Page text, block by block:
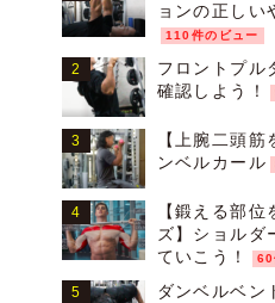
ョンの正しい
110件のビュー
フロントプル
確認しよう！
【上腕二頭
ンベルカール
【鍛える部
ズ】ショルダ
ていこう！
60
ダンベルベン